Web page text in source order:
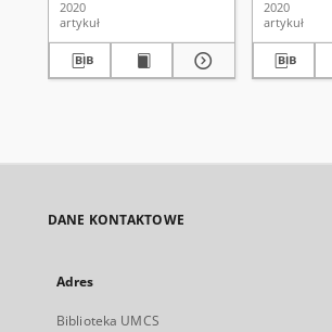
2020
artykuł
2020
artykuł
DANE KONTAKTOWE
Adres
Biblioteka UMCS